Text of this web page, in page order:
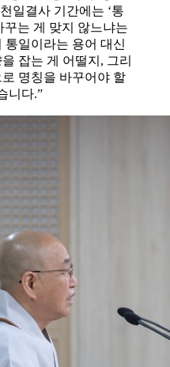
일결사 기간에는 ‘통
꾸는 게 맞지 않느냐는
통일이라는 용어 대신
잡는 게 어떨지, 그리
명칭을 바꾸어야 할
니다.”